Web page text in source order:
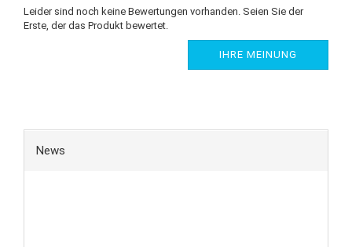
Leider sind noch keine Bewertungen vorhanden. Seien Sie der
Erste, der das Produkt bewertet.
IHRE MEINUNG
News